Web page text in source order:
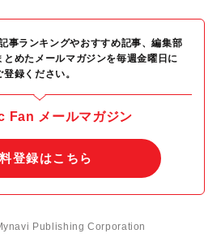
事ランキングやおすすめ記事、編集部
とめたメールマガジンを毎週金曜日に
録ください。
Fan メールマガジン
登録はこちら
Publishing Corporation